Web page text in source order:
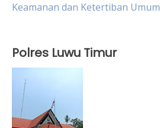
Keamanan dan Ketertiban Umum
Polres Luwu Timur